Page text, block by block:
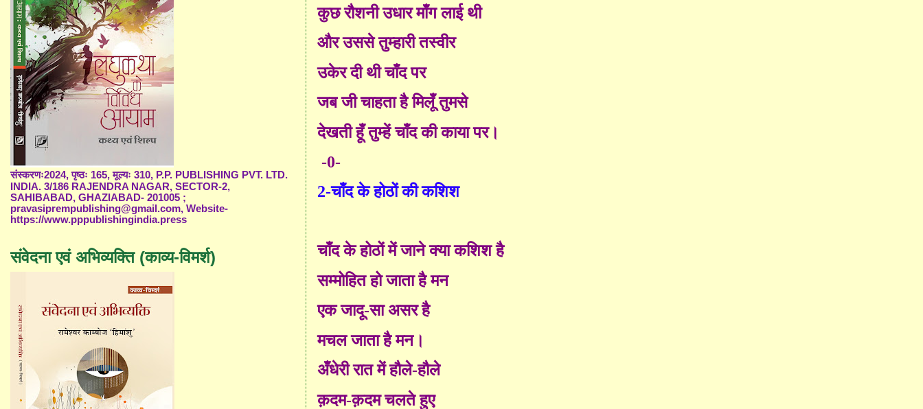
कुछ रौशनी उधार माँग लाई थी
और उससे तुम्हारी तस्वीर
उकेर दी थी चाँद पर
जब जी चाहता है मिलूँ तुमसे
देखती हूँ तुम्हें चाँद की काया पर।
-0-
2-चाँद के होठों की कशिश
चाँद के होठों में जाने क्या कशिश है
सम्मोहित हो जाता है मन
एक जादू-सा असर है
मचल जाता है मन।
अँधेरी रात में हौले-हौले
क़दम-क़दम चलते हुए
संस्करणः2024, पृष्ठः 165, मूल्यः 310, P.P. PUBLISHING PVT. LTD.
INDIA. 3/186 RAJENDRA NAGAR, SECTOR-2,
SAHIBABAD, GHAZIABAD- 201005 ;
pravasiprempublishing@gmail.com, Website-
https://www.pppublishingindia.press
संवेदना एवं अभिव्यक्ति (काव्य-विमर्श)